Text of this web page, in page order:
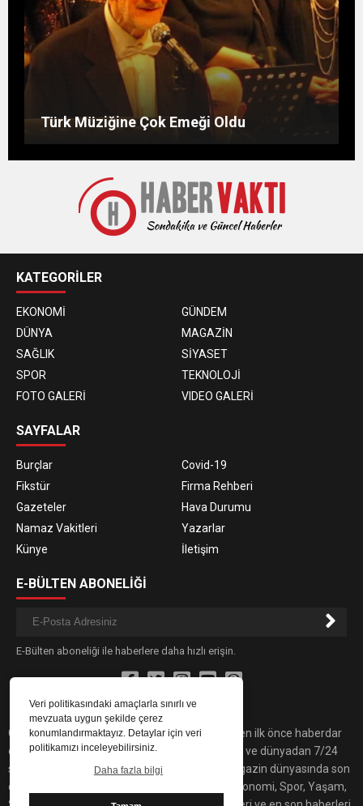
Veri politikasındaki amaçlarla sınırlı ve
mevzuata uygun şekilde çerez
konumlandırmaktayız. Detaylar için veri
politikamızı inceleyebilirsiniz.
Daha fazla bilgi
Türk Müziğine Çok Emeği Oldu
Bu Burçlar Paraya Para Demeyecek
KATEGORİLER
EKONOMİ
GÜNDEM
DÜNYA
MAGAZİN
SAĞLIK
SİYASET
SPOR
TEKNOLOJİ
FOTO GALERİ
VIDEO GALERİ
SAYFALAR
Burçlar
Covid-19
Fikstür
Firma Rehberi
Gazeteler
Hava Durumu
Namaz Vakitleri
Yazarlar
Künye
İletişim
E-BÜLTEN ABONELİĞİ
E-Bülten aboneliği ile haberlere daha hızlı erişin.
Gündemdeki son dakika haber ve gelişmelerden ilk önce haberdar
olmak için İnterntyapı'yı takip edin! Türkiye’den ve dünyadan 7/24
son dakika haberleri bulabilirsiniz. Yaşam, magazin dünyasında son
dakika haberleri, Sitemiz'de Siyaset, Sağlık, Ekonomi, Spor, Yaşam,